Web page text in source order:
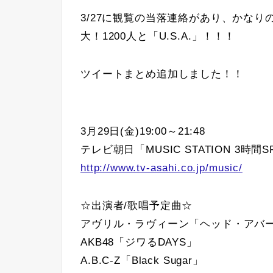
3/27に観覧の当落連絡があり、かな
大！1200人と「U.S.A.」！！！
ツイートまとめ追加しました！！
3月29日(金)19:00～21:48
テレビ朝日「MUSIC STATION 3時間
http://www.tv-asahi.co.jp/music/
☆出演者/歌唱予定曲☆
アヴリル・ラヴィーン「ヘッド・アバ
AKB48「ジワるDAYS」
A.B.C-Z「Black Sugar」